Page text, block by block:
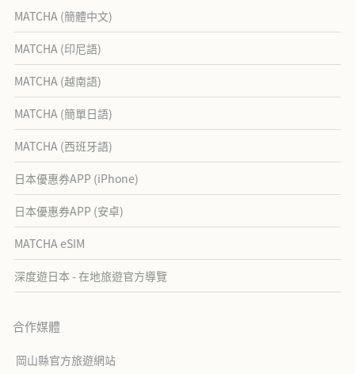
MATCHA (簡體中文)
MATCHA (印尼語)
MATCHA (越南語)
MATCHA (簡單日語)
MATCHA (西班牙語)
日本優惠券APP (iPhone)
日本優惠券APP (安卓)
MATCHA eSIM
深度遊日本 - 在地旅遊官方導覽
合作媒體
岡山縣官方旅遊網站